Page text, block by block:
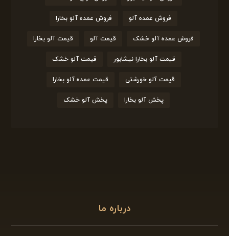
فروش عمده آلو فروش عمده آلو بخارا
فروش عمده آلو خشک قیمت آلو قیمت آلو بخارا
قیمت آلو بخارا نیشابور قیمت آلو خشک
قیمت آلو خورشتی قیمت عمده آلو بخارا
پخش آلو بخارا پخش آلو خشک
درباره ما